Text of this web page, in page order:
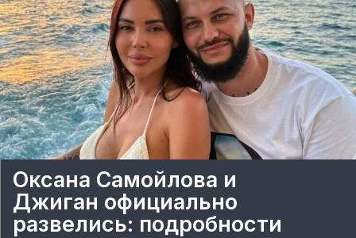
Оксана Самойлова и
Джиган официально
развелись: подробности